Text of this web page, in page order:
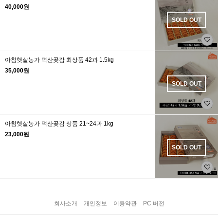
40,000원
SOLD OUT
아침햇살농가 덕산곶감 최상품 42과 1.5kg
35,000원
SOLD OUT
아침햇살농가 덕산곶감 상품 21~24과 1kg
23,000원
SOLD OUT
회사소개 개인정보 이용약관 PC 버전